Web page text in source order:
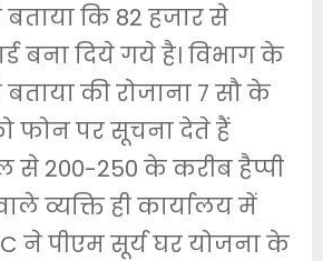
बताया कि 82 हजार से
बना दिये गये है। विभाग के
की रोजाना 7 सौ के
फोन पर सूचना देते हैं
200-250 के करीब हैप्पी
व्यक्ति ही कार्यालय में
ने पीएम सूर्य घर योजना के